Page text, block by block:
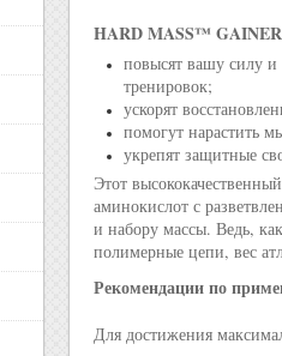
HARD MASS™ GAINER
повысят вашу силу
тренировок;
ускорят
помогут нарастить
укрепят защитные
Этот
аминокислот с
и набору массы. Ведь,
полимерные цепи, вес
Рекомендации по
Для достижения